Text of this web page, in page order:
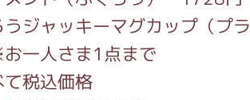
うジャッキーマグカップ（
一人さま1点まで
税込価格